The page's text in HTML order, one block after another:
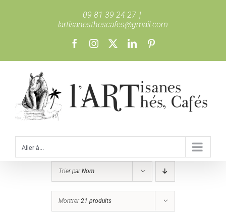
09 81 39 24 27 |
lartisanesthescafes@gmail.com
FacebookInstagram LinkedIn
Aller à...
Trier parNom
Montrer21 produits